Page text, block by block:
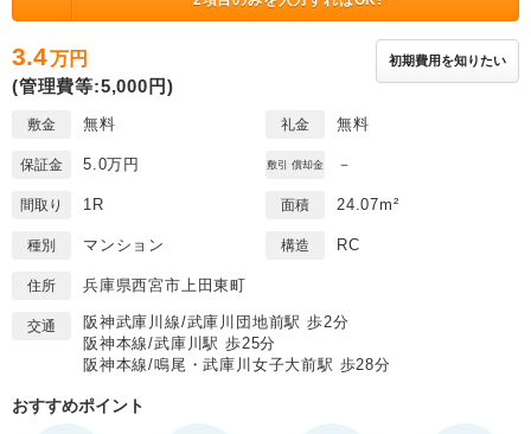
3.4万円
(管理費等:5,000円)
初期費用を知りたい
敷金 無料 礼金 無料
保証金 5.0万円 敷引 償却金 －
間取り 1R 面積 24.07m²
種別 マンション 構造 RC
住所 兵庫県西宮市上田東町
交通
阪神武庫川線/武庫川団地前駅 歩2分
阪神本線/武庫川駅 歩25分
阪神本線/鳴尾・武庫川女子大前駅 歩28分
おすすめポイント